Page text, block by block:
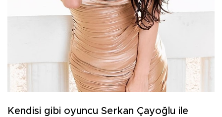
Kendisi gibi oyuncu Serkan Çayoğlu ile